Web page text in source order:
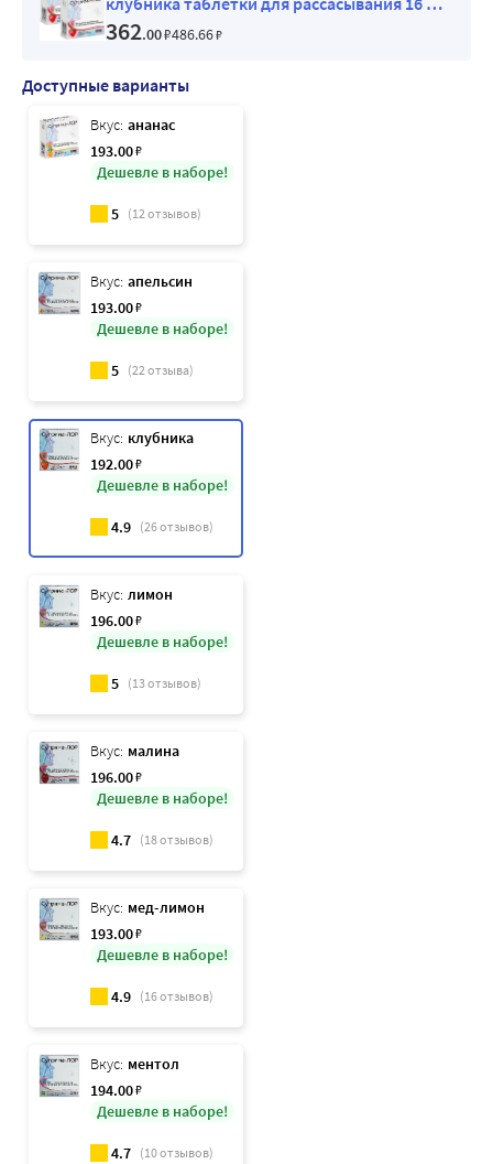
x2 со скидкой
362.00₽486.66₽
Доступные варианты
Вкус: ананас
193.00₽
Дешевле в наборе!
5 (12отзывов)
Вкус: апельсин
193.00₽
Дешевле в наборе!
5 (22отзыва)
Вкус: клубника
192.00₽
Дешевле в наборе!
4.9 (26отзывов)
Вкус: лимон
196.00₽
Дешевле в наборе!
5 (13отзывов)
Вкус: малина
196.00₽
Дешевле в наборе!
4.7 (18отзывов)
Вкус: мед-лимон
193.00₽
Дешевле в наборе!
4.9 (16отзывов)
Вкус: ментол
194.00₽
Дешевле в наборе!
4.7 (10отзывов)